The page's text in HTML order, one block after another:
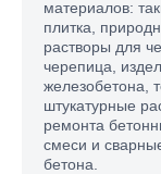
материалов:
плитка,
растворы для
черепица,
железобетона,
штукатурные
ремонта
смеси и
бетона.